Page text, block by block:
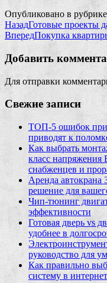
Опубликовано в рубрике
НазадГотовые проекты
ВпередПокупка
Добавить
Для отправки
Свежие записи
ТОП-5 ошибок при
приводят к
Как выбрать
класс напряжения
снабженцев и
Аренда автокрана
решение для
Чип‑тюнинг
эффективности
Готовая дверь vs
удобнее в
руководство для
Как правильно
систему в